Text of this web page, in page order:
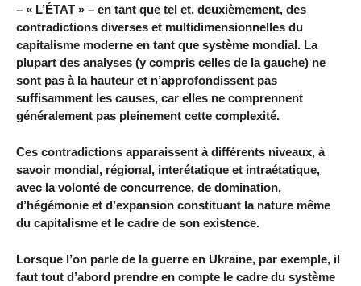
– « L’ÉTAT » – en tant que tel et, deuxièmement, des
contradictions diverses et multidimensionnelles du
capitalisme moderne en tant que système mondial. La
plupart des analyses (y compris celles de la gauche) ne
sont pas à la hauteur et n’approfondissent pas
suffisamment les causes, car elles ne comprennent
généralement pas pleinement cette complexité.
Ces contradictions apparaissent à différents niveaux, à
savoir mondial, régional, interétatique et intraétatique,
avec la volonté de concurrence, de domination,
d’hégémonie et d’expansion constituant la nature même
du capitalisme et le cadre de son existence.
Lorsque l’on parle de la guerre en Ukraine, par exemple, il
faut tout d’abord prendre en compte le cadre du système